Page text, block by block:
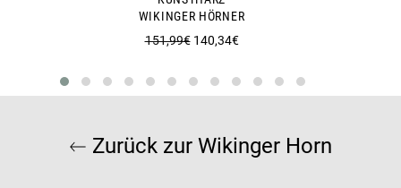
WIKINGER HÖRNER
Normaler
151,99€Sonderpreis
140,34€
Zurück zur Wikinger Horn